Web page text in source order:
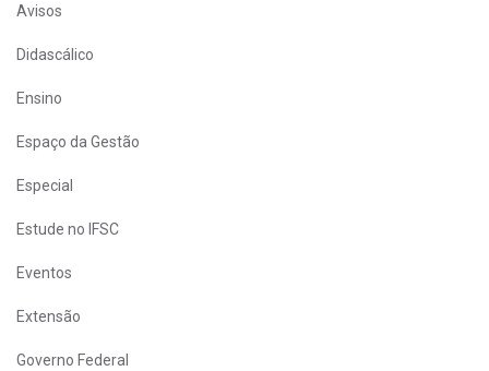
Avisos
Didascálico
Ensino
Espaço da Gestão
Especial
Estude no IFSC
Eventos
Extensão
Governo Federal